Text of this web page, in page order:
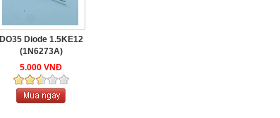
DO35 Diode 1.5KE12
(1N6273A)
5.000 VNĐ